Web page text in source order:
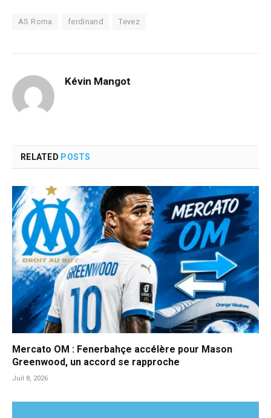
AS Roma ferdinand Tevez
Kévin Mangot
RELATED POSTS
Mercato OM : Fenerbahçe accélère pour Mason
Greenwood, un accord se rapproche
Juil 8, 2026